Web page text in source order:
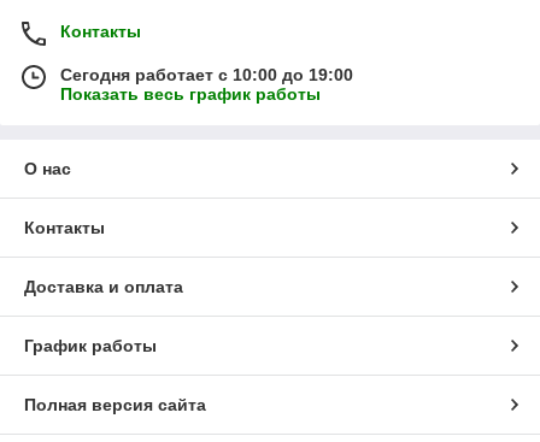
Контакты
Сегодня работает с 10:00 до 19:00
Показать весь график работы
О нас
Контакты
Доставка и оплата
График работы
Полная версия сайта